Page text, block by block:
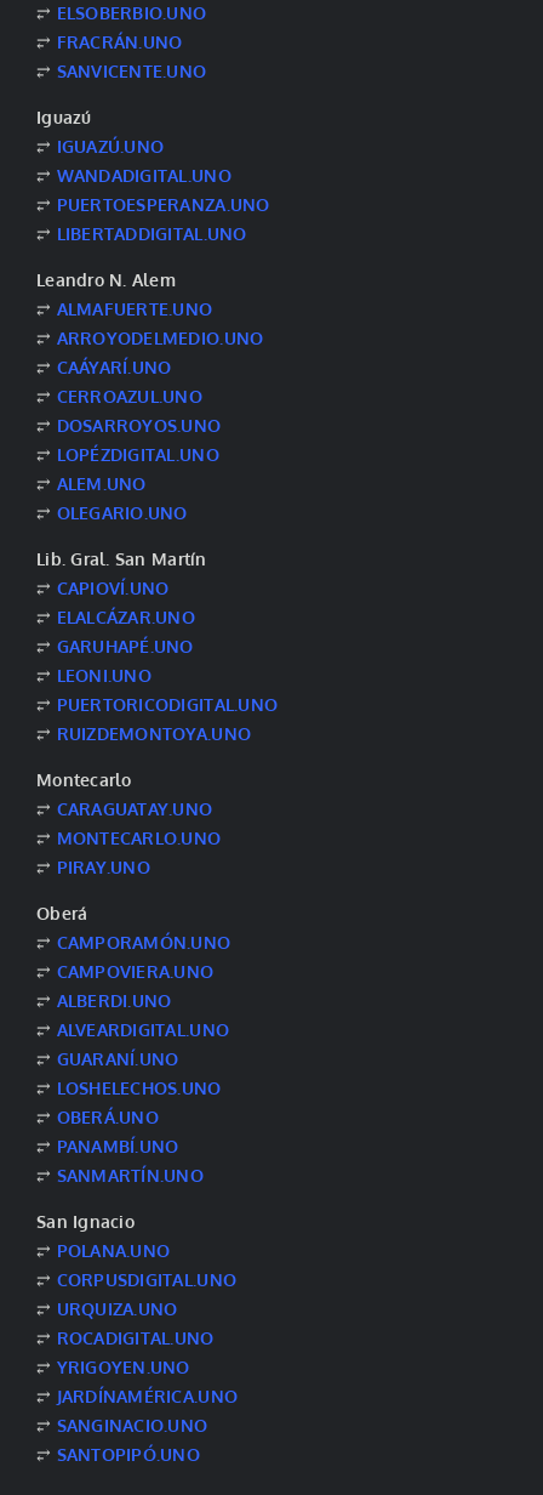
⥂ ELSOBERBIO.UNO
⥂ FRACRÁN.UNO
⥂ SANVICENTE.UNO
Iguazú
⥂ IGUAZÚ.UNO
⥂ WANDADIGITAL.UNO
⥂ PUERTOESPERANZA.UNO
⥂ LIBERTADDIGITAL.UNO
Leandro N. Alem
⥂ ALMAFUERTE.UNO
⥂ ARROYODELMEDIO.UNO
⥂ CAÁYARÍ.UNO
⥂ CERROAZUL.UNO
⥂ DOSARROYOS.UNO
⥂ LOPÉZDIGITAL.UNO
⥂ ALEM.UNO
⥂ OLEGARIO.UNO
Lib. Gral. San Martín
⥂ CAPIOVÍ.UNO
⥂ ELALCÁZAR.UNO
⥂ GARUHAPÉ.UNO
⥂ LEONI.UNO
⥂ PUERTORICODIGITAL.UNO
⥂ RUIZDEMONTOYA.UNO
Montecarlo
⥂ CARAGUATAY.UNO
⥂ MONTECARLO.UNO
⥂ PIRAY.UNO
Oberá
⥂ CAMPORAMÓN.UNO
⥂ CAMPOVIERA.UNO
⥂ ALBERDI.UNO
⥂ ALVEARDIGITAL.UNO
⥂ GUARANÍ.UNO
⥂ LOSHELECHOS.UNO
⥂ OBERÁ.UNO
⥂ PANAMBÍ.UNO
⥂ SANMARTÍN.UNO
San Ignacio
⥂ POLANA.UNO
⥂ CORPUSDIGITAL.UNO
⥂ URQUIZA.UNO
⥂ ROCADIGITAL.UNO
⥂ YRIGOYEN.UNO
⥂ JARDÍNAMÉRICA.UNO
⥂ SANGINACIO.UNO
⥂ SANTOPIPÓ.UNO